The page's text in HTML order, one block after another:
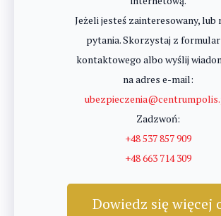
Jeżeli jesteś zainteresowany, lub
pytania. Skorzystaj z
kontaktowego albo wyślij
na adres e-mail:
Zadzwoń:
+48 537 857 909
+48 663 714 309
Dowiedz się więcej